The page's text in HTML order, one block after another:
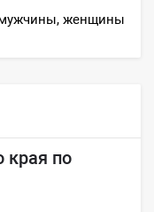
мужчины, женщины
края по